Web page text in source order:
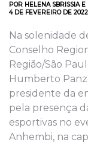
POR HELENA SBRISSIA
4 DE FEVEREIRO DE
Na solenidade
Conselho
Região/São
Humberto
presidente da
pela presença
esportivas no
Anhembi, na